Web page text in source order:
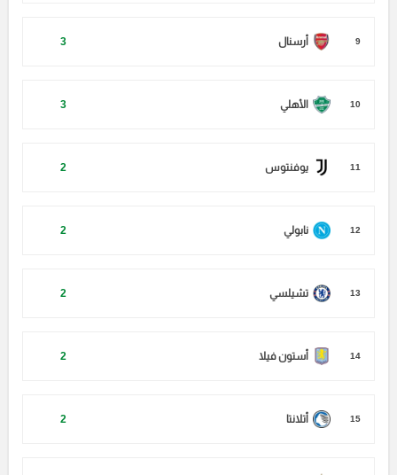
9 أرسنال 3
10 الأهلي 3
11 يوفنتوس 2
12 نابولي 2
13 تشيلسي 2
14 أستون فيلا 2
15 أتلانتا 2